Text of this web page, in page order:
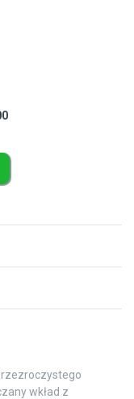
wkład z